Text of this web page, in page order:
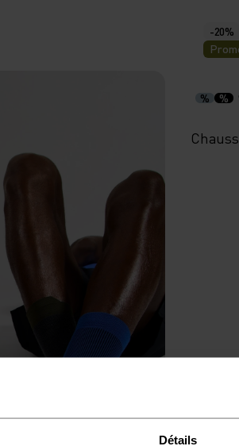
Détails
-20%
% %